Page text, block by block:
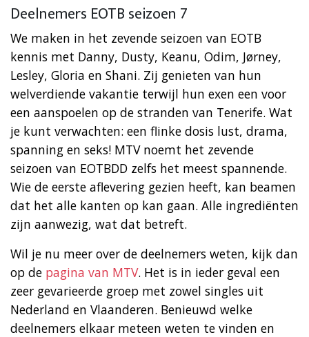
Deelnemers EOTB seizoen 7
We maken in het zevende seizoen van EOTB
kennis met Danny, Dusty, Keanu, Odim, Jørney,
Lesley, Gloria en Shani. Zij genieten van hun
welverdiende vakantie terwijl hun exen een voor
een aanspoelen op de stranden van Tenerife. Wat
je kunt verwachten: een flinke dosis lust, drama,
spanning en seks! MTV noemt het zevende
seizoen van EOTBDD zelfs het meest spannende.
Wie de eerste aflevering gezien heeft, kan beamen
dat het alle kanten op kan gaan. Alle ingrediënten
zijn aanwezig, wat dat betreft.
Wil je nu meer over de deelnemers weten, kijk dan
op de pagina van MTV. Het is in ieder geval een
zeer gevarieerde groep met zowel singles uit
Nederland en Vlaanderen. Benieuwd welke
deelnemers elkaar meteen weten te vinden en